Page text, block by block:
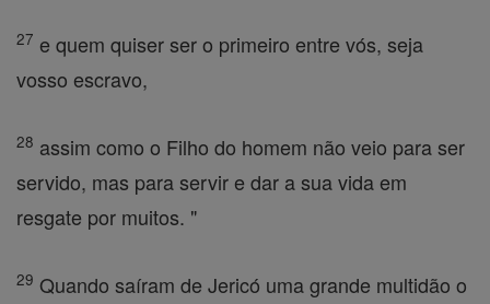
27 e quem quiser ser o primeiro entre vós, seja
vosso escravo,
28 assim como o Filho do homem não veio para ser
servido, mas para servir e dar a sua vida em
resgate por muitos. "
29 Quando saíram de Jericó uma grande multidão o